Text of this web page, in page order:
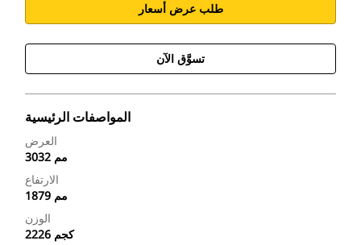
طلب عرض أسعار
تسوَّق الآن
المواصفات الرئيسية
العرض
3032 مم
الارتفاع
1879 مم
الوزن
2226 كجم